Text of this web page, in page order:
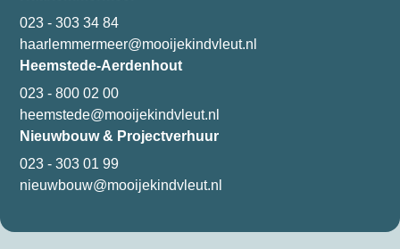
023 - 303 34 84
haarlemmermeer@mooijekindvleut.nl
Heemstede-Aerdenhout
023 - 800 02 00
heemstede@mooijekindvleut.nl
Nieuwbouw & Projectverhuur
023 - 303 01 99
nieuwbouw@mooijekindvleut.nl